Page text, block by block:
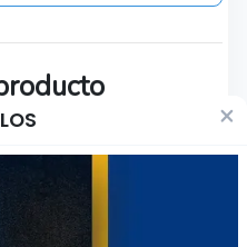
×
dependiendo de la